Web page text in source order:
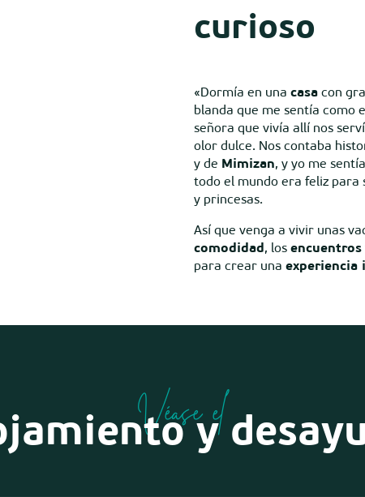
curioso
«Dormía en una casa con
blanda que me sentía como
señora que vivía allí nos
olor dulce. Nos contaba
y de Mimizan, y yo me
todo el mundo era feliz para
y princesas.
Así que venga a vivir unas
comodidad, los encuentros
para crear una experiencia
Véase el
y